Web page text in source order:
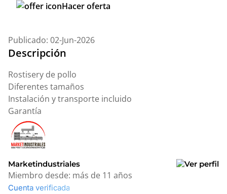
Hacer oferta
Publicado: 02-Jun-2026
Descripción
Rostisery de pollo
Diferentes tamaños
Instalación y transporte incluido
Garantía
Marketindustriales
Miembro desde: más de 11 años
Cuenta verificada